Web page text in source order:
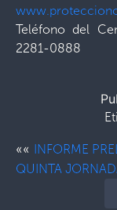
Teléfono del
2281-0888
«« INFORME
QUINTA